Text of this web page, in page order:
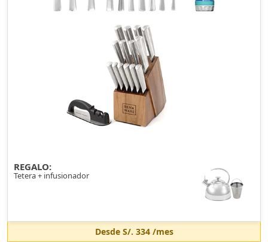
REGALO:
Tetera + infusionador
Desde S/. 334/mes